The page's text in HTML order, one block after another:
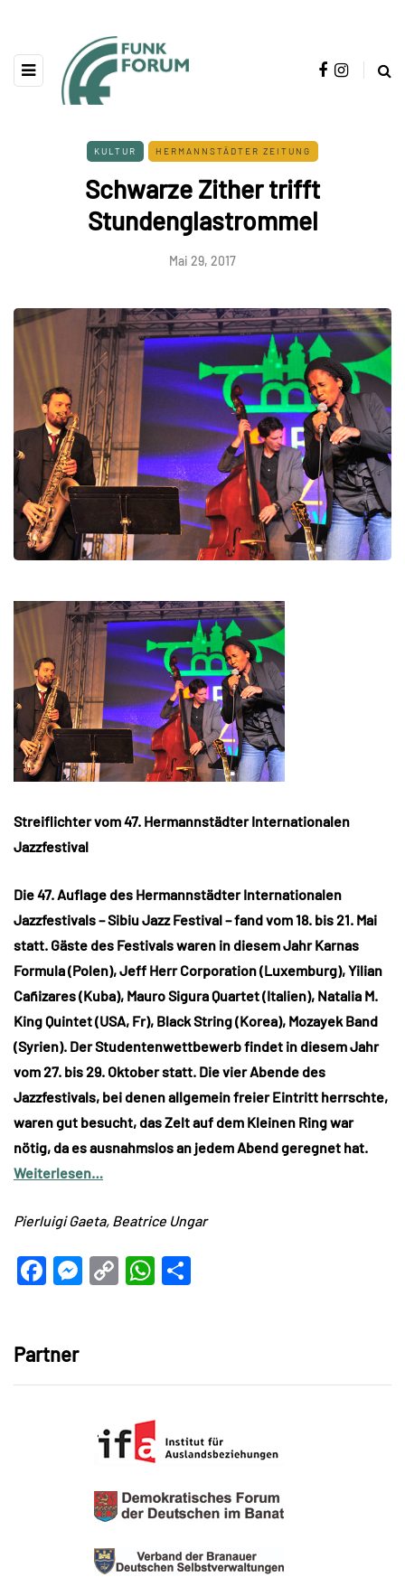
KULTUR HERMANNSTÄDTER ZEITUNG
Schwarze Zither trifft
Stundenglastrommel
Mai 29, 2017
Streiflichter vom 47. Hermannstädter Internationalen
Jazzfestival
Die 47. Auflage des Hermannstädter Internationalen
Jazzfestivals – Sibiu Jazz Festival – fand vom 18. bis 21. Mai
statt. Gäste des Festivals waren in diesem Jahr Karnas
Formula (Polen), Jeff Herr Corporation (Luxemburg), Yilian
Cañizares (Kuba), Mauro Sigura Quartet (Italien), Natalia M.
King Quintet (USA, Fr), Black String (Korea), Mozayek Band
(Syrien). Der Studentenwettbewerb findet in diesem Jahr
vom 27. bis 29. Oktober statt. Die vier Abende des
Jazzfestivals, bei denen allgemein freier Eintritt herrschte,
waren gut besucht, das Zelt auf dem Kleinen Ring war
nötig, da es ausnahmslos an jedem Abend geregnet hat.
Weiterlesen…
Pierluigi Gaeta, Beatrice Ungar
Facebook
Messenger
CopyWhatsApp
Partner